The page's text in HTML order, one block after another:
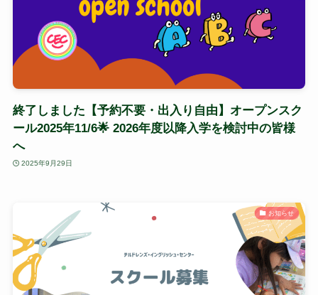
終了しました【予約不要・出入り自由】オープンスク
ール2025年11/6🌟 2026年度以降入学を検討中の皆様
へ
2025年9月29日
お知らせ